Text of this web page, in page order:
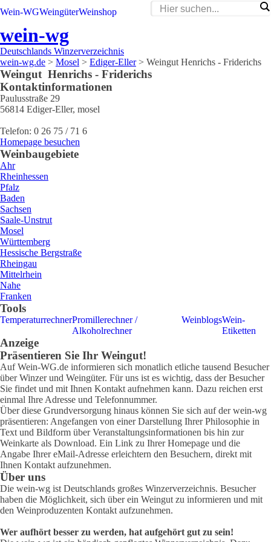
Wein-WGWeingüterWeinshop
wein-wg
Deutschlands Winzerverzeichnis
wein-wg.de > Mosel > Ediger-Eller> Weingut Henrichs - Friderichs
Weingut Henrichs - Friderichs
Kontaktinformationen
Paulusstraße 29
56814 Ediger-Eller, mosel
Telefon: 0 26 75 / 71 6
Homepage besuchen
Weinbaugebiete
Ahr
Rheinhessen
Pfalz
Baden
Sachsen
Saale-Unstrut
Mosel
Württemberg
Hessische Bergstraße
Rheingau
Mittelrhein
Nahe
Franken
Tools
TemperaturrechnerPromillerechner /
Alkoholrechner
WeinblogsWein-
Etiketten
Anzeige
Präsentieren Sie Ihr Weingut!
Auf Wein-WG.de informieren sich monatlich etliche tausend Besucher
über Winzer und Weingüter. Für uns ist es wichtig, dass der Besucher
Sie findet und mit Ihnen Kontakt aufnehmen kann. Dazu reichen erst
einmal Ihre Adresse und Telefonnummer.
Über diese Grundversorgung hinaus können Sie sich auf der wein-wg
präsentieren: Angefangen von einer Darstellung Ihrer Philosophie in
Text und Bildform über Veranstaltungsinformationen bis hin zur
Weinkarte als Download. Ein Link zu Ihrer Homepage und die
Angabe Ihrer eMail-Adresse erleichtern den Besuchern, direkt mit
Ihnen Kontakt aufzunehmen.
Über uns
Die wein-wg ist Deutschlands großes Winzerverzeichnis. Besucher
haben die Möglichkeit, sich über ein Weingut zu informieren und mit
den Weinproduzenten Kontakt aufzunehmen.
Wer aufhört besser zu werden, hat aufgehört gut zu sein!